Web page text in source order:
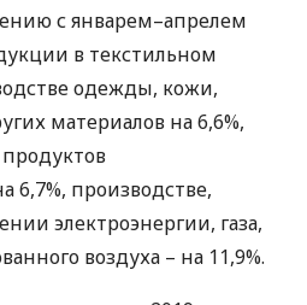
с январем–апрелем
в текстильном
одежды, кожи,
материалов на 6,6%,
6,7%, производстве,
электроэнергии, газа,
воздуха – на 11,9%.